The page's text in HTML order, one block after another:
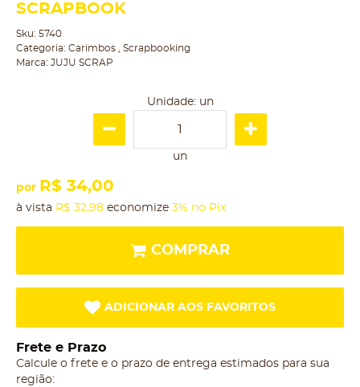
SCRAPBOOK
Sku: 5740
Categoria: Carimbos
Scrapbooking
Marca: JUJU SCRAP
Unidade: un
un
por R$ 34,00
à vista R$ 32,98 economize 3% no Pix
COMPRAR
ADICIONAR AOS FAVORITOS
Frete e Prazo
Calcule o frete e o prazo de entrega estimados para sua
região: